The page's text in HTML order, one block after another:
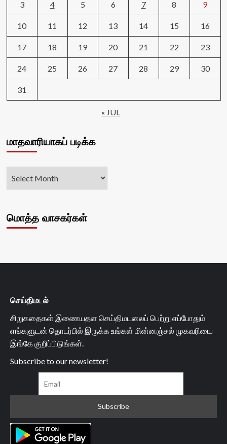
3 4 5 6 7 8 9
10 11 12 13 14 15 16
17 18 19 20 21 22 23
24 25 26 27 28 29 30
31
« JUL
மாதவாரியாகப் படிக்க
மொத்த வாசகர்கள்
செய்திமடல்
சிறுகதைகள் இணையதள செய்திமடலைப் பெற்று எப்போதும்
எங்களுடன் தொடர்பில் இருக்க உங்கள் மின்னஞ்சல் முகவரியை
இங்கே குறிப்பிடுங்கள்.
Subscribe to our newsletter!